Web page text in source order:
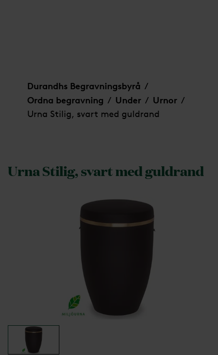
Durandhs Begravningsbyrå /
Ordna begravning / Under / Urnor /
Urna Stilig, svart med guldrand
Urna Stilig, svart med guldrand